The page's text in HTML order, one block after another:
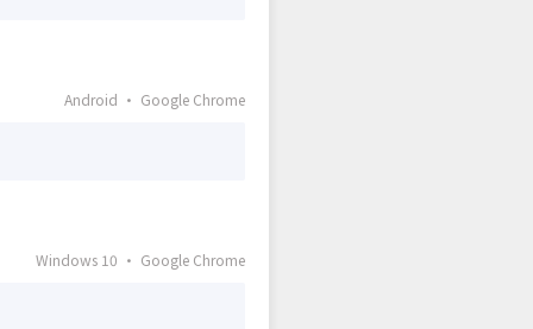
Android · Google Chrome
Windows 10 · Google Chrome